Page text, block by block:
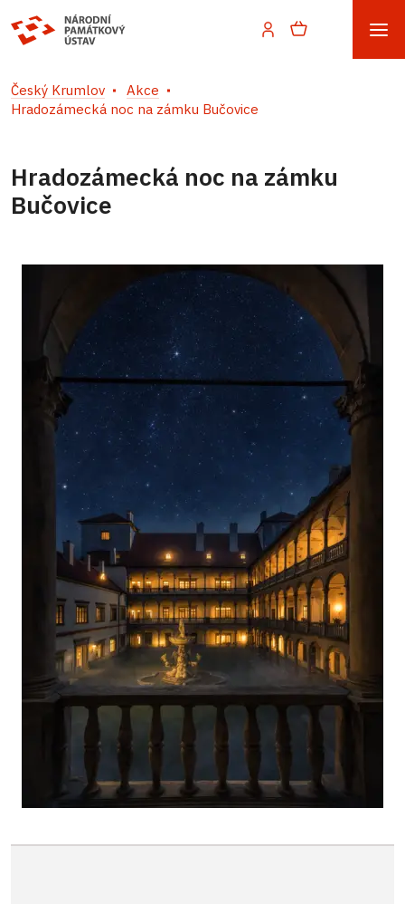
Český Krumlov
Akce
Hradozámecká noc na zámku Bučovice
Hradozámecká noc na zámku
Bučovice